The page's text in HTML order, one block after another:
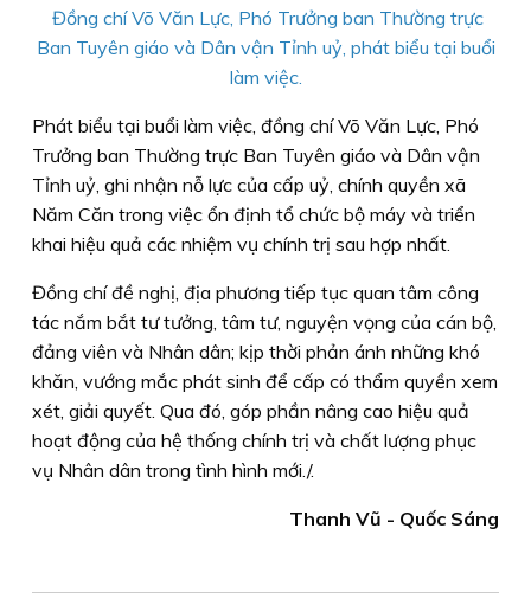
Đồng chí Võ Văn Lực, Phó Trưởng ban Thường trực
Ban Tuyên giáo và Dân vận Tỉnh uỷ, phát biểu tại buổi
làm việc.
Phát biểu tại buổi làm việc, đồng chí Võ Văn Lực, Phó
Trưởng ban Thường trực Ban Tuyên giáo và Dân vận
Tỉnh uỷ, ghi nhận nỗ lực của cấp uỷ, chính quyền xã
Năm Căn trong việc ổn định tổ chức bộ máy và triển
khai hiệu quả các nhiệm vụ chính trị sau hợp nhất.
Đồng chí đề nghị, địa phương tiếp tục quan tâm công
tác nắm bắt tư tưởng, tâm tư, nguyện vọng của cán bộ,
đảng viên và Nhân dân; kịp thời phản ánh những khó
khăn, vướng mắc phát sinh để cấp có thẩm quyền xem
xét, giải quyết. Qua đó, góp phần nâng cao hiệu quả
hoạt động của hệ thống chính trị và chất lượng phục
vụ Nhân dân trong tình hình mới./.
Thanh Vũ - Quốc Sáng